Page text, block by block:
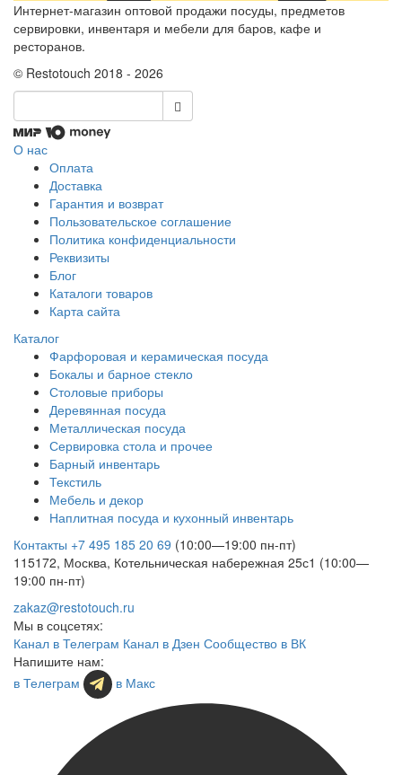
Интернет-магазин оптовой продажи посуды, предметов
сервировки, инвентаря и мебели для баров, кафе и
ресторанов.
© Restotouch 2018 - 2026
О нас
Оплата
Доставка
Гарантия и возврат
Пользовательское соглашение
Политика конфиденциальности
Реквизиты
Блог
Каталоги товаров
Карта сайта
Каталог
Фарфоровая и керамическая посуда
Бокалы и барное стекло
Столовые приборы
Деревянная посуда
Металлическая посуда
Сервировка стола и прочее
Барный инвентарь
Текстиль
Мебель и декор
Наплитная посуда и кухонный инвентарь
Контакты +7 495 185 20 69 (10:00—19:00 пн-пт)
115172, Москва, Котельническая набережная 25с1 (10:00—
19:00 пн-пт)
zakaz@restotouch.ru
Мы в соцсетях:
Канал в Телеграм Канал в Дзен Сообщество в ВК
Напишите нам:
в Телеграм
в Макс